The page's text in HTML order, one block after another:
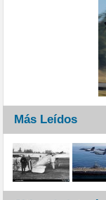
Más Leídos